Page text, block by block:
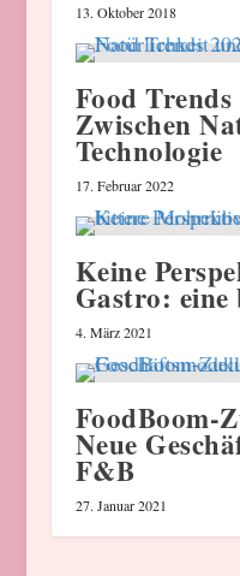
13. Oktober 2018
Food
Zwischen
Technologie
17. Februar 2022
Keine
Gastro:
4. März 2021
FoodBoom-
Neue
F&B
27. Januar 2021